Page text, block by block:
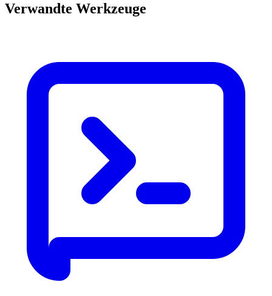
Verwandte Werkzeuge